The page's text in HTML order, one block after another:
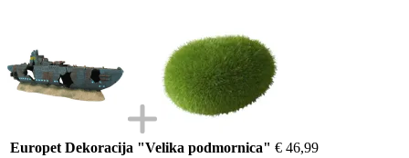
Europet Dekoracija "Velika podmornica" € 46,99